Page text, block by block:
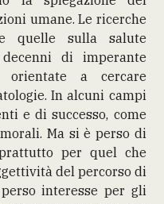
umane. Le ricerche
quelle sulla salute
di imperante
a cercare
In alcuni campi
e di successo, come
Ma si è perso di
per quel che
del percorso di
interesse per gli